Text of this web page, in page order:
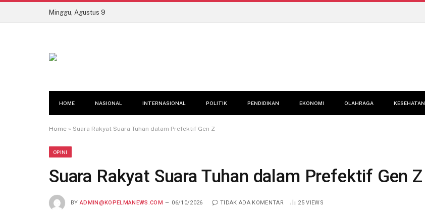
Minggu, Agustus 9
HOME NASIONAL INTERNASIONAL POLITIK PENDIDIKAN EKONOMI OLAHRAGA KESEHATAN
Home » Suara Rakyat Suara Tuhan dalam Prefektif Gen Z
OPINI
Suara Rakyat Suara Tuhan dalam Prefektif Gen Z
BY ADMIN@KOPELMANEWS.COM 06/10/2026 TIDAK ADA KOMENTAR 25VIEWS